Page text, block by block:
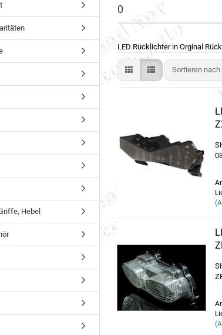
0
LED Rücklichter in Orginal
Sortieren nach
Hebel